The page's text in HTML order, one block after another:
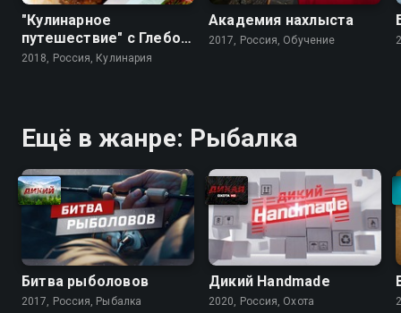
"Кулинарное
путешествие" с Глебом
Астафьевым
2018, Россия, Кулинария
Академия нахлыста
2017, Россия, Обучение
Ещё в жанре: Рыбалка
Битва рыболовов
2017, Россия, Рыбалка
Дикий Handmade
2020, Россия, Охота